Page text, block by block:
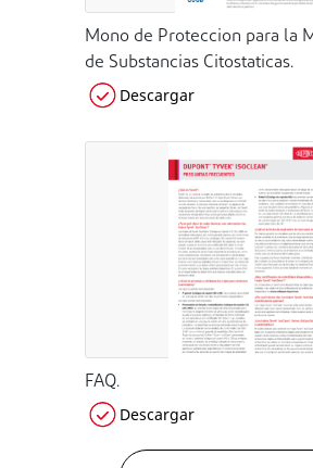
Mono de Proteccion para la
de Substancias Citostaticas.
Descargar
FAQ.
Descargar